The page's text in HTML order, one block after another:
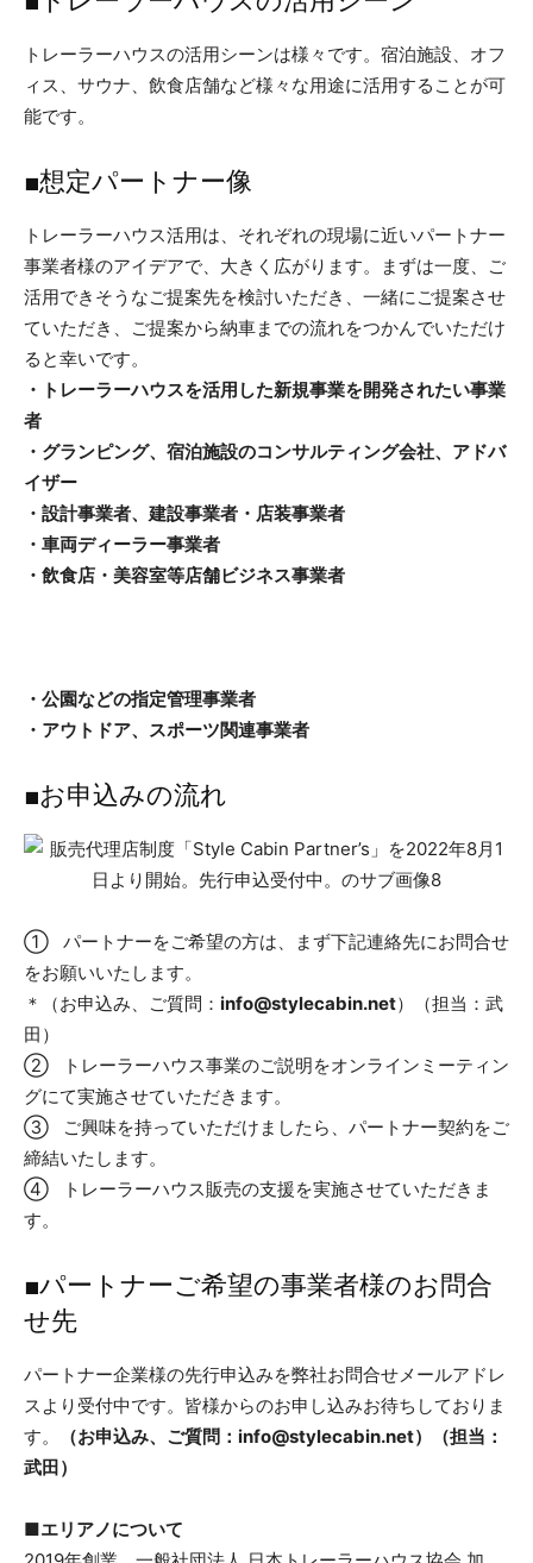
トレーラーハウスの活用シーンは様々です。宿泊施設、オフ
ィス、サウナ、飲食店舗など様々な用途に活用することが可
能です。
■想定パートナー像
トレーラーハウス活用は、それぞれの現場に近いパートナー
事業者様のアイデアで、大きく広がります。まずは一度、ご
活用できそうなご提案先を検討いただき、一緒にご提案させ
ていただき、ご提案から納車までの流れをつかんでいただけ
ると幸いです。
・トレーラーハウスを活用した新規事業を開発されたい事業
者
・グランピング、宿泊施設のコンサルティング会社、アドバ
イザー
・設計事業者、建設事業者・店装事業者
・車両ディーラー事業者
・飲食店・美容室等店舗ビジネス事業者
・公園などの指定管理事業者
・アウトドア、スポーツ関連事業者
■お申込みの流れ
① パートナーをご希望の方は、まず下記連絡先にお問合せ
をお願いいたします。
＊（お申込み、ご質問： info@stylecabin.net）（担当：武
田）
② トレーラーハウス事業のご説明をオンラインミーティン
グにて実施させていただきます。
③ ご興味を持っていただけましたら、パートナー契約をご
締結いたします。
④ トレーラーハウス販売の支援を実施させていただきま
す。
■パートナーご希望の事業者様のお問合
せ先
パートナー企業様の先行申込みを弊社お問合せメールアドレ
スより受付中です。皆様からのお申し込みお待ちしておりま
す。
（お申込み、ご質問：info@stylecabin.net）（担当：
武田）
■エリアノについて